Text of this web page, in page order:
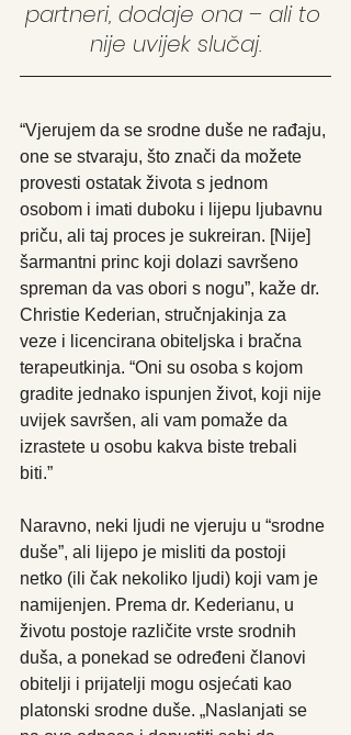
partneri, dodaje ona – ali to
nije uvijek slučaj.
“Vjerujem da se srodne duše ne rađaju,
one se stvaraju, što znači da možete
provesti ostatak života s jednom
osobom i imati duboku i lijepu ljubavnu
priču, ali taj proces je sukreiran. [Nije]
šarmantni princ koji dolazi savršeno
spreman da vas obori s nogu”, kaže dr.
Christie Kederian, stručnjakinja za
veze i licencirana obiteljska i bračna
terapeutkinja. “Oni su osoba s kojom
gradite jednako ispunjen život, koji nije
uvijek savršen, ali vam pomaže da
izrastete u osobu kakva biste trebali
biti.”
Naravno, neki ljudi ne vjeruju u “srodne
duše”, ali lijepo je misliti da postoji
netko (ili čak nekoliko ljudi) koji vam je
namijenjen. Prema dr. Kederianu, u
životu postoje različite vrste srodnih
duša, a ponekad se određeni članovi
obitelji i prijatelji mogu osjećati kao
platonski srodne duše. „Naslanjati se